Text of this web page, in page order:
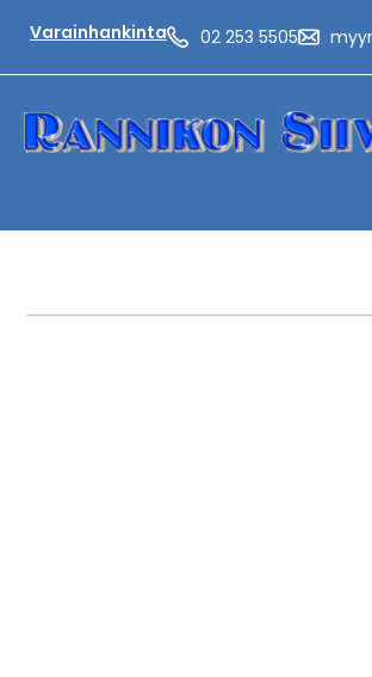
Varainhankinta 02 253 5505